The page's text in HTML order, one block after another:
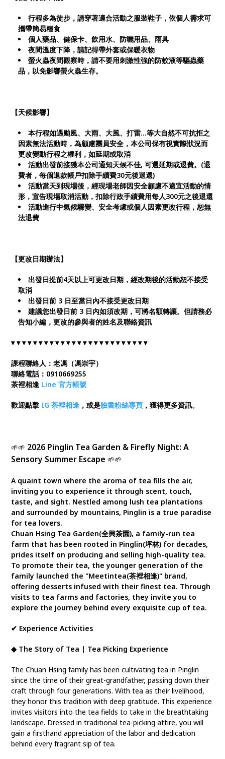
行程多為徒步，請穿著適合活動之服裝鞋子，依個人需求可
攜帶簡易糧食
個人藥品、健保卡、飲用水、防曬用品、雨具
夜間溫度下降，請記得帶外套或保暖衣物
螢火蟲夜間觀察時，請不要用刺激性強的防蚊液等驅蟲藥
品，以免影響螢火蟲生存。
【天候影響】
本行程如遇颱風、大雨、大風、打雷…等大自然不可抗拒之
因素無法活動時，為顧慮團員安全，本公司保有視實際狀況而
更改變動行程之權利，如延期或取消
活動出發前接獲本公司通知天候不佳, 可選延期或退費。(退
費者，每個退款帳戶扣除手續費30元後退還)
活動當天到現場後，經現場老師因安全顧慮不適宜活動的情
形，宣告現場取消活動，扣除行政手續費用每人300元之後退還
活動進行中氣候驟變、安全考慮或個人因素更改行程，恕無
法退費
【更改日期辦法】
出發日提前4天以上可更改日期，經改期後的活動恕不接受
取消
出發日前 3 日至當日內不接受更改日期
建議您出發日前 3 日內如須改期，可將名額轉讓。但請務必
告知小編，更改的參與者的姓名及聯絡資訊
▾ ▾ ▾ ▾ ▾ ▾ ▾ ▾ ▾ ▾ ▾ ▾ ▾ ▾ ▾ ▾ ▾ ▾ ▾ ▾ ▾ ▾ ▾ ▾ ▾
課程聯絡人：老馮（馮崇宇）
聯絡電話：0910669255
茶裡相逢 Line 官方帳號
歡迎點擊 IG 茶裡相逢 ，或是臉書粉絲專頁 ，獲得更多資訊。
🌱🌱 2026 Pinglin Tea Garden & Firefly Night: A
Sensory Summer Escape🌱🌱
A quaint town where the aroma of tea fills the air,
inviting you to experience it through scent, touch,
taste, and sight. Nestled among lush tea plantations
and surrounded by mountains, Pinglin is a true paradise
for tea lovers.
Chuan Hsing Tea Garden(全興茶園), a family-run tea
farm that has been rooted in Pinglin(坪林) for decades,
prides itself on producing and selling high-quality tea.
To promote their tea, the younger generation of the
family launched the "Meetintea(茶裡相逢)" brand,
offering desserts infused with their finest tea. Through
visits to tea farms and factories, they invite you to
explore the journey behind every exquisite cup of tea.
✔ Experience Activities
◆ The Story of Tea | Tea Picking Experience
The Chuan Hsing family has been cultivating tea in Pinglin
since the time of their great-grandfather, passing down their
craft through four generations. With tea as their livelihood,
they honor this tradition with deep gratitude. This experience
invites visitors into the tea fields to take in the breathtaking
landscape. Dressed in traditional tea-picking attire, you will
gain a firsthand appreciation of the labor and dedication
behind every fragrant sip of tea.